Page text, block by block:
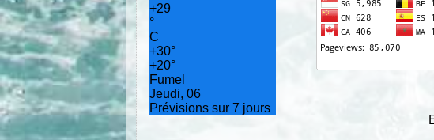
+29
°
C
+30°
+20°
Fumel
Jeudi, 06
Prévisions sur 7 jours